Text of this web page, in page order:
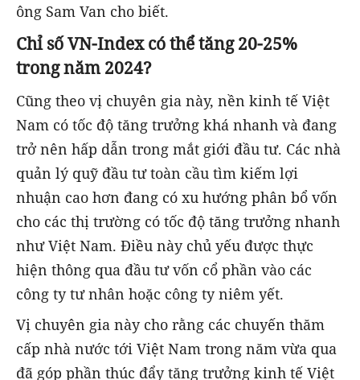
ông Sam Van cho biết.
Chỉ số VN-Index có thể tăng 20-25%
trong năm 2024?
Cũng theo vị chuyên gia này, nền kinh tế Việt
Nam có tốc độ tăng trưởng khá nhanh và đang
trở nên hấp dẫn trong mắt giới đầu tư. Các nhà
quản lý quỹ đầu tư toàn cầu tìm kiếm lợi
nhuận cao hơn đang có xu hướng phân bổ vốn
cho các thị trường có tốc độ tăng trưởng nhanh
như Việt Nam. Điều này chủ yếu được thực
hiện thông qua đầu tư vốn cổ phần vào các
công ty tư nhân hoặc công ty niêm yết.
Vị chuyên gia này cho rằng các chuyến thăm
cấp nhà nước tới Việt Nam trong năm vừa qua
đã góp phần thúc đẩy tăng trưởng kinh tế Việt